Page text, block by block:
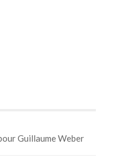
Guillaume Weber